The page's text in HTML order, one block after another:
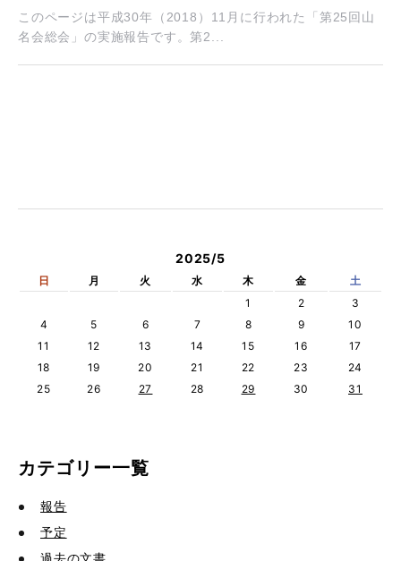
このページは平成30年（2018）11月に行われた「第25回山
名会総会」の実施報告です。第2...
2025/5
日 月 火 水 木 金
土
1
2
3
4
5 6 7 8 9
10
11
12 13 14 15 16
17
18
19 20 21 22 23
24
25
26 27 28 29 30 31
カテゴリー一覧
報告
予定
過去の文書